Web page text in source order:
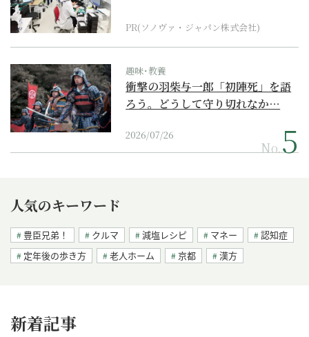
PR(ソノヴァ・ジャパン株式会社)
趣味･教養
衝撃の羽柴与一郎「初陣死」を語
ろう。どうして守り切れなか…
2026/07/26
No.
人気のキーワード
豊臣兄弟！ クルマ 減塩レシピ マネー
認知症
定年後の歩き方
老人ホーム 京都 漢方
新着記事